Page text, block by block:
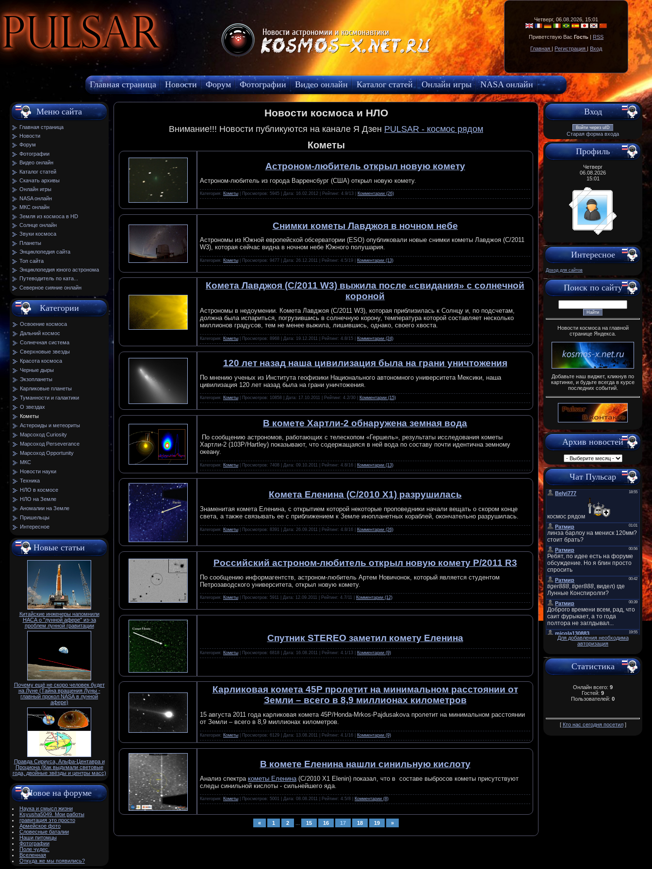
Pulsar Четверг, 06.08.2026, 15:01
Приветствую Вас Гость | RSS
Главная | Регистрация | Вход
Главная страница Новости Форум Фотографии Видео онлайн Каталог статей Онлайн игры
NASA онлайн
МКС онлайн
Меню сайта
Главная страница
Новости
Форум
Фотографии
Видео онлайн
Каталог статей
Скачать архивы
Онлайн игры
NASA онлайн
МКС онлайн
Земля из космоса в HD
Солнце онлайн
Звуки космоса
Планеты
Энциклопедия сайта
Топ сайта
Энциклопедия юного астронома
Путеводитель по ката...
Северное сияние онлайн
Категории
Освоение космоса
Дальний космос
Солнечная система
Сверхновые звезды
Красота космоса
Черные дыры
Экзопланеты
Карликовые планеты
Туманности и галактики
О звездах
Кометы
Астероиды и метеориты
Марсоход Curiosity
Марсоход Perseverance
Марсоход Opportunity
МКС
Новости науки
Техника
НЛО в космосе
НЛО на Земле
Аномалии на Земле
Пришельцы
Интересное
Новые статьи
Китайские инженеры напомнили
НАСА о "лунной афере" из-за
проблем лунной гравитации
Почему ещё не скоро человек будет
на Луне (Тайна вращения Луны -
главный прокол NАSА в лунной
афере)
Правда Сириуса, Альфа-Центавра и
Проциона (Как выдумали световые
года, двойные звёзды и центры масс)
Новое на форуме
Наука и смысл жизни
Ksyusha5049. Мои работы
гравитация это просто
Армейское фото
Словесные баталии
Наши питомцы
Фотографии
Поле чудес.
Вселенная
Откуда же мы появились?
Новости космоса и НЛО
Внимание!!! Новости публикуются на канале Я Дзен PULSAR - космос рядом
Кометы
Астроном-любитель открыл новую комету
Астроном-любитель из города Варренсбург (США) открыл новую комету.
Категория: Кометы | Просмотров: 5945 | Дата: 16.02.2012 | Рейтинг: 4.9/13 | Комментарии (26)
Снимки кометы Лавджоя в ночном небе
Астрономы из Южной европейской обсерватории (ESO) опубликовали новые снимки кометы Лавджоя (C/2011
W3), которая сейчас видна в ночном небе Южного полушария.
Категория: Кометы | Просмотров: 9477 | Дата: 26.12.2011 | Рейтинг: 4.5/19 | Комментарии (13)
Комета Лавджоя (C/2011 W3) выжила после «свидания» с солнечной
короной
Астрономы в недоумении. Комета Лавджоя (C/2011 W3), которая приблизилась к Солнцу и, по подсчетам,
должна была испариться, погрузившись в солнечную корону, температура которой составляет несколько
миллионов градусов, тем не менее выжила, лишившись, однако, своего хвоста.
Категория: Кометы | Просмотров: 8968 | Дата: 19.12.2011 | Рейтинг: 4.8/15 | Комментарии (24)
120 лет назад наша цивилизация была на грани уничтожения
По мнению ученых из Института геофизики Национального автономного университета Мексики, наша
цивилизация 120 лет назад была на грани уничтожения.
Категория: Кометы | Просмотров: 10858 | Дата: 17.10.2011 | Рейтинг: 4.2/30 | Комментарии (15)
В комете Хартли-2 обнаружена земная вода
По сообщению астрономов, работающих с телескопом «Гершель», результаты исследования кометы
Хартли-2 (103P/Hartley) показывают, что содержащаяся в ней вода по составу почти идентична земному
океану.
Категория: Кометы | Просмотров: 7408 | Дата: 09.10.2011 | Рейтинг: 4.8/16 | Комментарии (13)
Комета Еленина (C/2010 X1) разрушилась
Знаменитая комета Еленина, с открытием которой некоторые проповедники начали вещать о скором конце
света, а также связывать ее с приближением к Земле инопланетных кораблей, окончательно разрушилась.
Категория: Кометы | Просмотров: 8391 | Дата: 26.09.2011 | Рейтинг: 4.8/16 | Комментарии (26)
Российский астроном-любитель открыл новую комету P/2011 R3
По сообщению информагентств, астроном-любитель Артем Новичонок, который является студентом
Петрозаводского университета, открыл новую комету.
Категория: Кометы | Просмотров: 5911 | Дата: 12.09.2011 | Рейтинг: 4.7/11 | Комментарии (12)
Спутник STEREO заметил комету Еленина
Категория: Кометы | Просмотров: 6818 | Дата: 16.08.2011 | Рейтинг: 4.1/13 | Комментарии (9)
Карликовая комета 45P пролетит на минимальном расстоянии от
Земли – всего в 8,9 миллионах километров
15 августа 2011 года карликовая комета 45P/Honda-Mrkos-Pajdusakova пролетит на минимальном расстоянии
от Земли – всего в 8,9 миллионах километров.
Категория: Кометы | Просмотров: 6129 | Дата: 13.08.2011 | Рейтинг: 4.1/16 | Комментарии (9)
В комете Еленина нашли синильную кислоту
Анализ спектра кометы Еленина (C/2010 X1 Elenin) показал, что в составе выбросов кометы присутствуют
следы синильной кислоты - сильнейшего яда.
Категория: Кометы | Просмотров: 5001 | Дата: 08.08.2011 | Рейтинг: 4.5/8 | Комментарии (8)
« 1 2 15 16 17 18 19 »
Вход
Войти через uID
Старая форма входа
Профиль
Четверг
06.08.2026
15:01
Интересное
Доход для сайтов
Поиск по сайту
Новости космоса на главной
странице Яндекса.
Добавьте наш виджет, кликнув по
картинке, и будьте всегда в курсе
последних событий.
Архив новостей
Чат Пульсар
Для добавления необходима
авторизация
Статистика
Онлайн всего: 9
Гостей: 9
Пользователей: 0
[ Кто нас сегодня посетил]